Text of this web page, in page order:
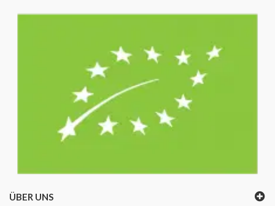
ÜBER UNS